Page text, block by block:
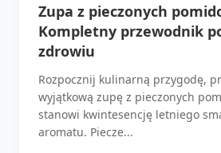
Zupa z pieczonych
Kompletny przewodnik
zdrowiu
Rozpocznij kulinarną przygodę,
wyjątkową zupę z pieczonych
stanowi kwintesencję letniego
aromatu. Piecze...